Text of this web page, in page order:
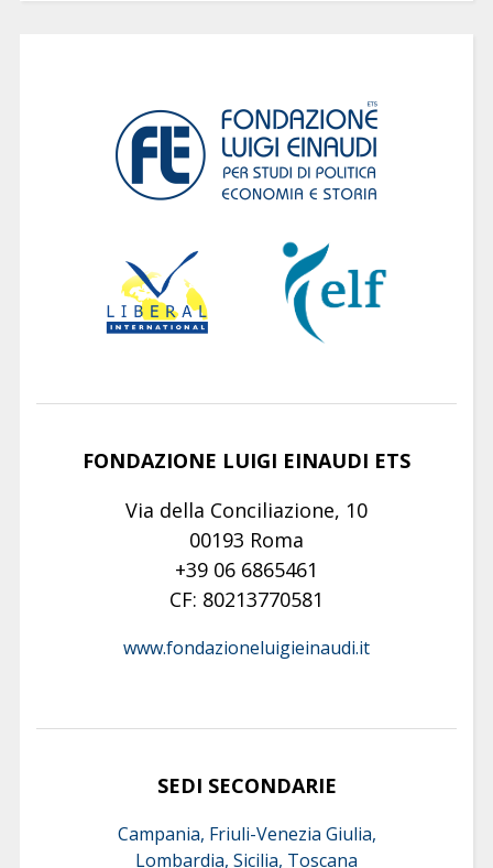
FONDAZIONE LUIGI EINAUDI ETS
Via della Conciliazione, 10
00193 Roma
+39 06 6865461
CF: 80213770581
www.fondazioneluigieinaudi.it
SEDI SECONDARIE
Campania, Friuli-Venezia Giulia,
Lombardia, Sicilia, Toscana